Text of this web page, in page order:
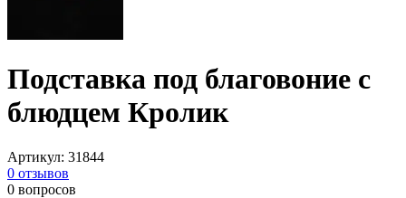
Подставка под благовоние с
блюдцем Кролик
Артикул: 31844
0 отзывов
0 вопросов